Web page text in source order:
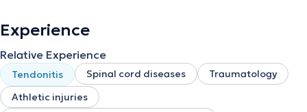
Experience
Relative Experience
Tendonitis Spinal cord diseases
Traumatology
Athletic injuries